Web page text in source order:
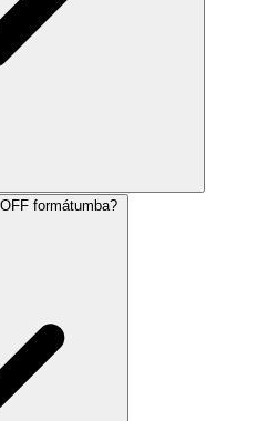
formátumba?